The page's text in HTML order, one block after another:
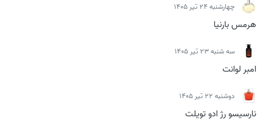
چهارشنبه 24 تیر 1405
هرمس بارنیا
سه شنبه 23 تیر 1405
امبر لوانت
دوشنبه 22 تیر 1405
نارسیسو رژ ادو تویلت